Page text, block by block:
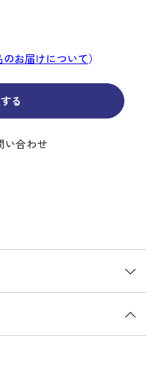
のお届けについて）
る
い合わせ